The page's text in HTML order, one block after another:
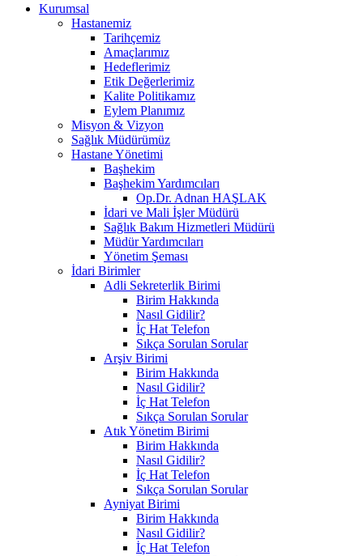
Kurumsal
Hastanemiz
Tarihçemiz
Amaçlarımız
Hedeflerimiz
Etik Değerlerimiz
Kalite Politikamız
Eylem Planımız
Misyon & Vizyon
Sağlık Müdürümüz
Hastane Yönetimi
Başhekim
Başhekim Yardımcıları
Op.Dr. Adnan HAŞLAK
İdari ve Mali İşler Müdürü
Sağlık Bakım Hizmetleri Müdürü
Müdür Yardımcıları
Yönetim Şeması
İdari Birimler
Adli Sekreterlik Birimi
Birim Hakkında
Nasıl Gidilir?
İç Hat Telefon
Sıkça Sorulan Sorular
Arşiv Birimi
Birim Hakkında
Nasıl Gidilir?
İç Hat Telefon
Sıkça Sorulan Sorular
Atık Yönetim Birimi
Birim Hakkında
Nasıl Gidilir?
İç Hat Telefon
Sıkça Sorulan Sorular
Ayniyat Birimi
Birim Hakkında
Nasıl Gidilir?
İç Hat Telefon